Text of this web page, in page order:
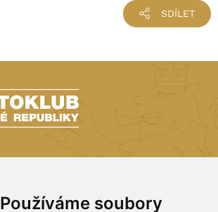
Používáme soubory
SDÍLET